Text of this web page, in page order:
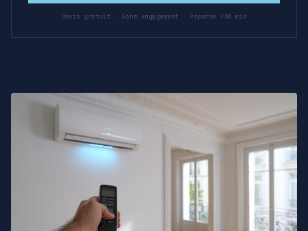
Devis gratuit · Sans engagement · Réponse <30 min